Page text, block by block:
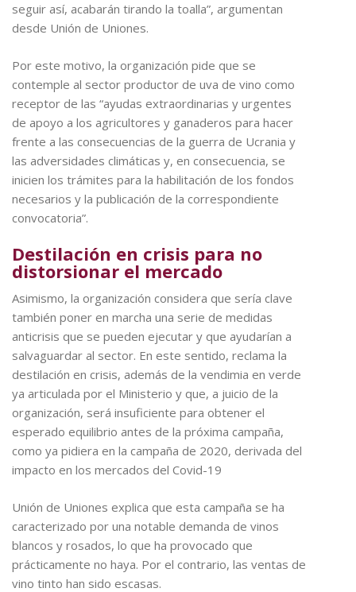
seguir así, acabarán tirando la toalla”, argumentan
desde Unión de Uniones.
Por este motivo, la organización pide que se
contemple al sector productor de uva de vino como
receptor de las “ayudas extraordinarias y urgentes
de apoyo a los agricultores y ganaderos para hacer
frente a las consecuencias de la guerra de Ucrania y
las adversidades climáticas y, en consecuencia, se
inicien los trámites para la habilitación de los fondos
necesarios y la publicación de la correspondiente
convocatoria”.
Destilación en crisis para no
distorsionar el mercado
Asimismo, la organización considera que sería clave
también poner en marcha una serie de medidas
anticrisis que se pueden ejecutar y que ayudarían a
salvaguardar al sector. En este sentido, reclama la
destilación en crisis, además de la vendimia en verde
ya articulada por el Ministerio y que, a juicio de la
organización, será insuficiente para obtener el
esperado equilibrio antes de la próxima campaña,
como ya pidiera en la campaña de 2020, derivada del
impacto en los mercados del Covid-19
Unión de Uniones explica que esta campaña se ha
caracterizado por una notable demanda de vinos
blancos y rosados, lo que ha provocado que
prácticamente no haya. Por el contrario, las ventas de
vino tinto han sido escasas.